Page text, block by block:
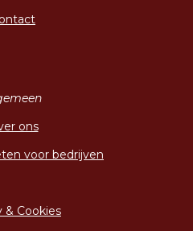
ons
voor bedrijven
& Cookies